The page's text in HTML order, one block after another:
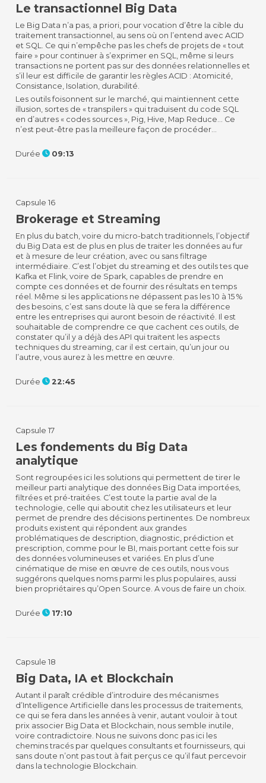
Le transactionnel Big Data
Le Big Data n’a pas, a priori, pour vocation d’être la cible du
traitement transactionnel, au sens où on l’entend avec ACID
et SQL. Ce qui n’empêche pas les chefs de projets de « tout
faire » pour continuer à s’exprimer en SQL, même si leurs
transactions ne portent pas sur des données relationnelles et
s’il leur est difficile de garantir les règles ACID : Atomicité,
Consistance, Isolation, durabilité.
Les outils foisonnent sur le marché, qui maintiennent cette
illusion, sortes de « transpilers » qui traduisent du code SQL
en d’autres « codes sources », Pig, Hive, Map Reduce… Ce
n’est peut-être pas la meilleure façon de procéder…
Durée 09:13
Capsule 16
Brokerage et Streaming
En plus du batch, voire du micro-batch traditionnels, l’objectif
du Big Data est de plus en plus de traiter les données au fur
et à mesure de leur création, avec ou sans filtrage
intermédiaire. C’est l’objet du streaming et des outils tes que
Kafka et Flink, voire de Spark, capables de prendre en
compte ces données et de fournir des résultats en temps
réel. Même si les applications ne dépassent pas les 10 à 15 %
des besoins, c’est sans doute là que se fera la différence
entre les entreprises qui auront besoin de réactivité. Il est
souhaitable de comprendre ce que cachent ces outils, de
constater qu’il y a déjà des API qui traitent les aspects
techniques du streaming, car il est certain, qu’un jour ou
l’autre, vous aurez à les mettre en œuvre.
Durée 22:45
Capsule 17
Les fondements du Big Data
analytique
Sont regroupées ici les solutions qui permettent de tirer le
meilleur parti analytique des données Big Data importées,
filtrées et pré-traitées. C’est toute la partie aval de la
technologie, celle qui aboutit chez les utilisateurs et leur
permet de prendre des décisions pertinentes. De nombreux
produits existent qui répondent aux grandes
problématiques de description, diagnostic, prédiction et
prescription, comme pour le BI, mais portant cette fois sur
des données volumineuses et variées. En plus d’une
cinématique de mise en œuvre de ces outils, nous vous
suggérons quelques noms parmi les plus populaires, aussi
bien propriétaires qu’Open Source. A vous de faire un choix.
Durée 17:10
Capsule 18
Big Data, IA et Blockchain
Autant il paraît crédible d’introduire des mécanismes
d’Intelligence Artificielle dans les processus de traitements,
ce qui se fera dans les années à venir, autant vouloir à tout
prix associer Big Data et Blockchain, nous semble inutile,
voire contradictoire. Nous ne suivons donc pas ici les
chemins tracés par quelques consultants et fournisseurs, qui
sans doute n’ont pas tout à fait perçus ce qu’il faut percevoir
dans la technologie Blockchain.